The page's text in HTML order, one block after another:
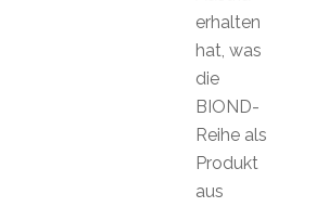
erhalten
hat, was
die
BIOND-
Reihe als
Produkt
aus